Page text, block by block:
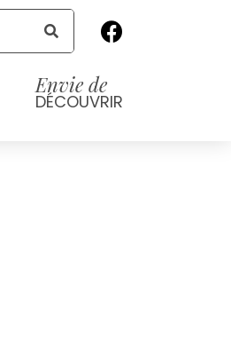
Envie de
DÉCOUVRIR